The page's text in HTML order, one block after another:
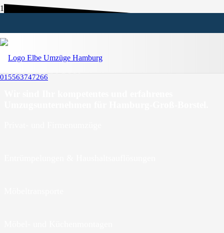
015563747266
Umzugsunternehmen Hamburg-